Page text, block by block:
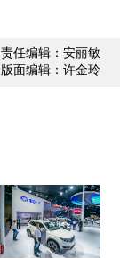
责任编辑：安丽敏
版面编辑：许金玲